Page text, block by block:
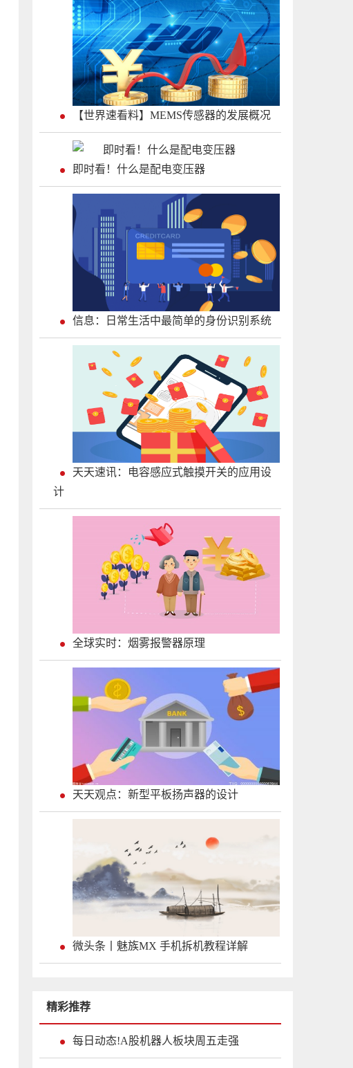
【世界速看料】MEMS传感器的发展概况
即时看！什么是配电变压器
信息：日常生活中最简单的身份识别系统
天天速讯：电容感应式触摸开关的应用设
计
全球实时：烟雾报警器原理
天天观点：新型平板扬声器的设计
微头条丨魅族MX 手机拆机教程详解
精彩推荐
每日动态!A股机器人板块周五走强